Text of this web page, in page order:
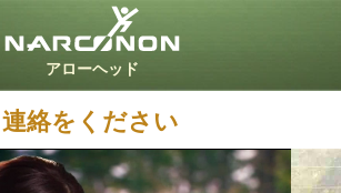
デンマーク語
ドイツ語
ギリシャ語
スペイン語（ラテン）
フランス語
連絡をください